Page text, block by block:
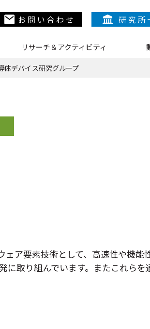
お問い合わせ 研究所
NTT
リサーチ＆アクティビティ
採用情報
体デバイス研究グループ
ア要素技術として、高速性や機
取り組んでいます。またこれらを